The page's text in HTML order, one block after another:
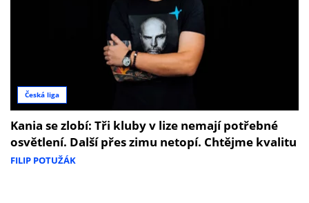
Česká liga
Kania se zlobí: Tři kluby v lize nemají potřebné
osvětlení. Další přes zimu netopí. Chtějme kvalitu
FILIP POTUŽÁK